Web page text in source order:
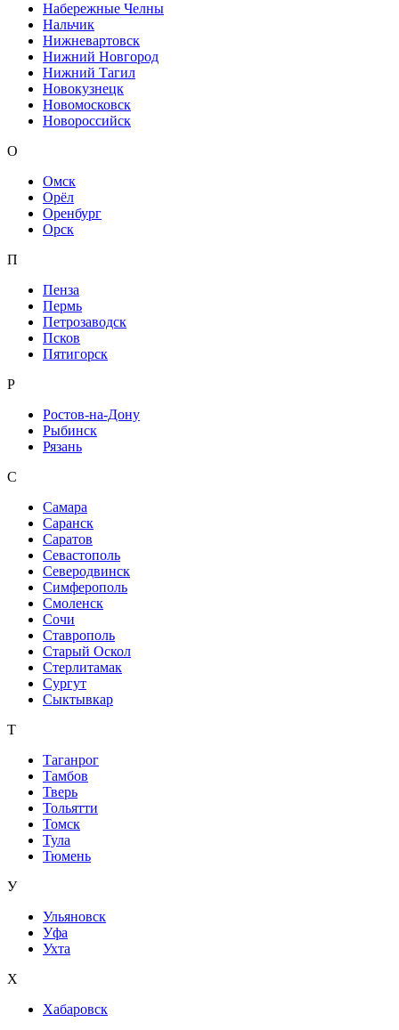
Набережные Челны
Нальчик
Нижневартовск
Нижний Новгород
Нижний Тагил
Новокузнецк
Новомосковск
Новороссийск
О
Омск
Орёл
Оренбург
Орск
П
Пенза
Пермь
Петрозаводск
Псков
Пятигорск
Р
Ростов-на-Дону
Рыбинск
Рязань
С
Самара
Саранск
Саратов
Севастополь
Северодвинск
Симферополь
Смоленск
Сочи
Ставрополь
Старый Оскол
Стерлитамак
Сургут
Сыктывкар
Т
Таганрог
Тамбов
Тверь
Тольятти
Томск
Тула
Тюмень
У
Ульяновск
Уфа
Ухта
Х
Хабаровск